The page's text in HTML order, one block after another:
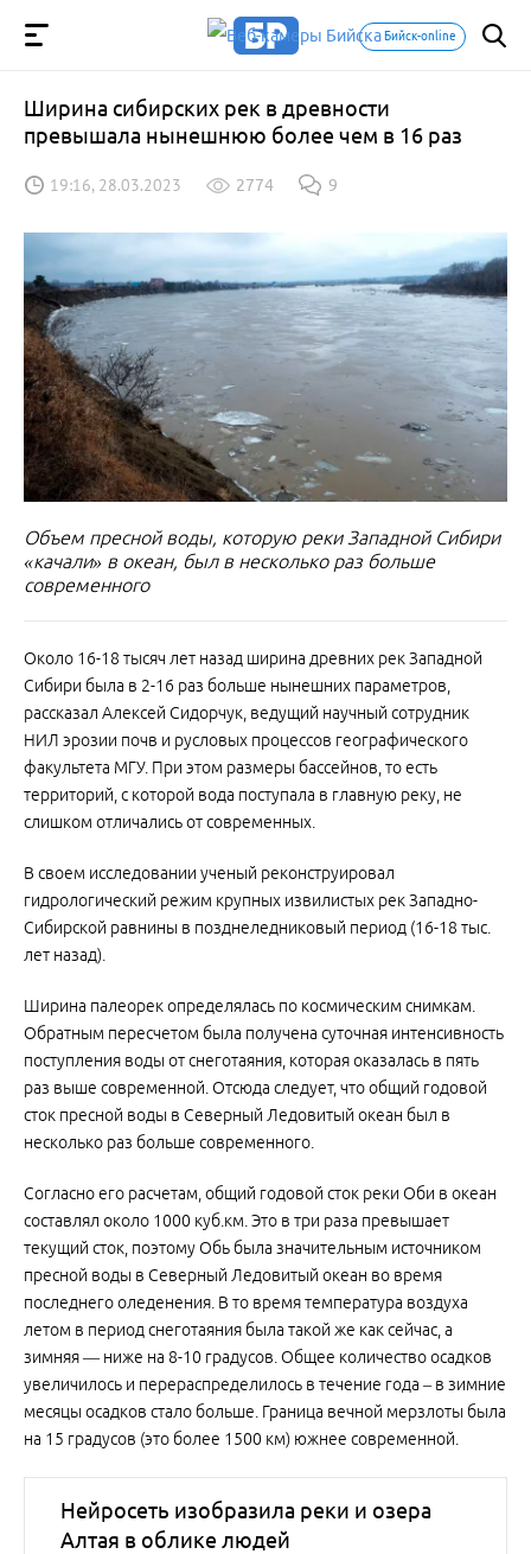
Бийск-online
Ширина сибирских рек в древности
превышала нынешнюю более чем в 16 раз
19:16, 28.03.2023 2774 9
Объем пресной воды, которую реки Западной Сибири
«качали» в океан, был в несколько раз больше
современного
Около 16-18 тысяч лет назад ширина древних рек Западной
Сибири была в 2-16 раз больше нынешних параметров,
рассказал Алексей Сидорчук, ведущий научный сотрудник
НИЛ эрозии почв и русловых процессов географического
факультета МГУ. При этом размеры бассейнов, то есть
территорий, с которой вода поступала в главную реку, не
слишком отличались от современных.
В своем исследовании ученый реконструировал
гидрологический режим крупных извилистых рек Западно-
Сибирской равнины в позднеледниковый период (16-18 тыс.
лет назад).
Ширина палеорек определялась по космическим снимкам.
Обратным пересчетом была получена суточная интенсивность
поступления воды от снеготаяния, которая оказалась в пять
раз выше современной. Отсюда следует, что общий годовой
сток пресной воды в Северный Ледовитый океан был в
несколько раз больше современного.
Согласно его расчетам, общий годовой сток реки Оби в океан
составлял около 1000 куб.км. Это в три раза превышает
текущий сток, поэтому Обь была значительным источником
пресной воды в Северный Ледовитый океан во время
последнего оледенения. В то время температура воздуха
летом в период снеготаяния была такой же как сейчас, а
зимняя — ниже на 8-10 градусов. Общее количество осадков
увеличилось и перераспределилось в течение года – в зимние
месяцы осадков стало больше. Граница вечной мерзлоты была
на 15 градусов (это более 1500 км) южнее современной.
Нейросеть изобразила реки и озера
Алтая в облике людей